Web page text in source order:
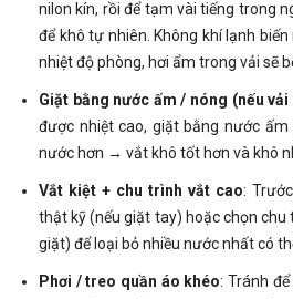
nilon kín, rồi để tạm vài tiếng trong
để khô tự nhiên. Không khí lạnh
nhiệt độ phòng, hơi ẩm trong vải sẽ
Giặt bằng nước ấm / nóng (nếu vải
được nhiệt cao, giặt bằng nước
nước hơn → vắt khô tốt hơn và khô
Vắt kiệt + chu trình vắt cao:
thật kỹ (nếu giặt tay) hoặc chọn
giặt) để loại bỏ nhiều nước nhất có
Phơi / treo quần áo khéo: Tránh